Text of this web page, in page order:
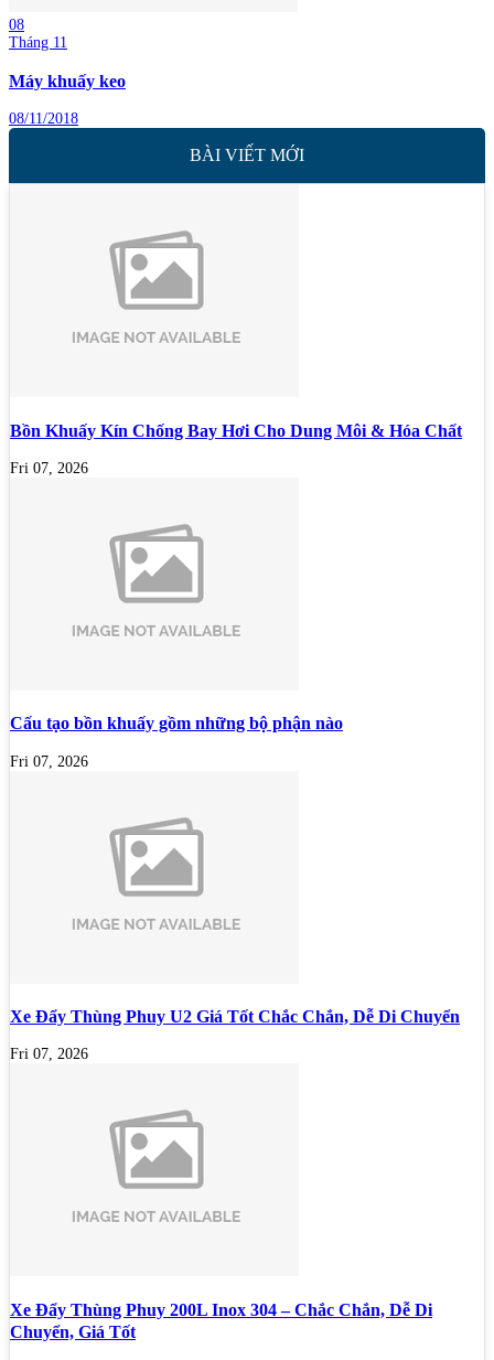
08
Tháng 11
Máy khuấy keo
08/11/2018
BÀI VIẾT MỚI
Bồn Khuấy Kín Chống Bay Hơi Cho Dung Môi & Hóa Chất
Fri 07, 2026
Cấu tạo bồn khuấy gồm những bộ phận nào
Fri 07, 2026
Xe Đẩy Thùng Phuy U2 Giá Tốt Chắc Chắn, Dễ Di Chuyển
Fri 07, 2026
Xe Đẩy Thùng Phuy 200L Inox 304 – Chắc Chắn, Dễ Di
Chuyển, Giá Tốt